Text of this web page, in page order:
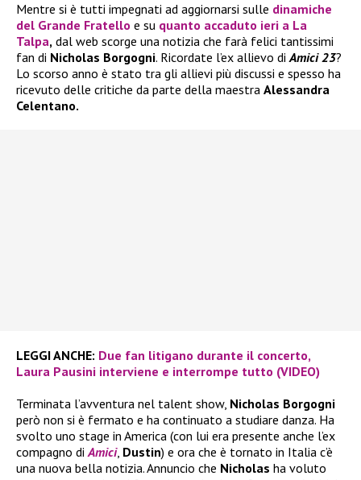
Mentre si è tutti impegnati ad aggiornarsi sulle dinamiche
del Grande Fratello e su quanto accaduto ieri a La
Talpa, dal web scorge una notizia che farà felici tantissimi
fan di Nicholas Borgogni. Ricordate l’ex allievo diAmici 23?
Lo scorso anno è stato tra gli allievi più discussi e spesso ha
ricevuto delle critiche da parte della maestra Alessandra
Celentano.
LEGGI ANCHE: Due fan litigano durante il concerto,
Laura Pausini interviene e interrompe tutto (VIDEO)
Terminata l’avventura nel talent show, Nicholas Borgogni
però non si è fermato e ha continuato a studiare danza. Ha
svolto uno stage in America (con lui era presente anche l’ex
compagno diAmici, Dustin) e ora che è tornato in Italia c’è
una nuova bella notizia. Annuncio che Nicholas ha voluto